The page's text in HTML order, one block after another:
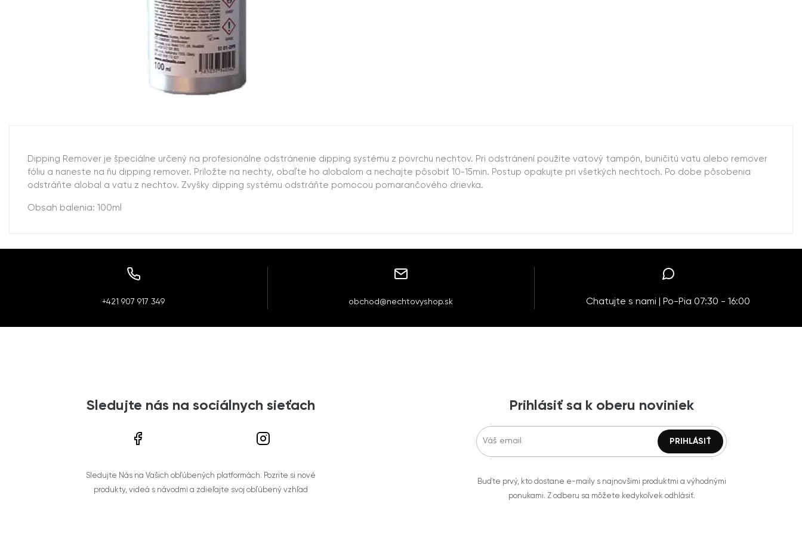
Dipping Remover je špeciálne určený na profesionálne odstránenie dipping systému z povrchu nechtov. Pri odstránení použite vatový tampón, buničitú vatu alebo remover
fóliu a naneste na ňu dipping remover. Priložte na nechty, obaľte ho alobalom a nechajte pôsobiť 10-15min. Postup opakujte pri všetkých nechtoch. Po dobe pôsobenia
odstráňte alobal a vatu z nechtov. Zvyšky dipping systému odstráňte pomocou pomarančového drievka.
Obsah balenia: 100ml
+421 907 917 349 obchod@nechtovyshop.sk Chatujte s nami | Po-Pia 07:30 - 16:00
Sledujte nás na sociálnych sieťach
Sledujte Nás na Vašich obľúbených platformách. Pozrite si nové
produkty, videá s návodmi a zdieľajte svoj obľúbený vzhľad
Prihlásiť sa k oberu noviniek
Buďte prvý, kto dostane e-maily s najnovšími produktmi a výhodnými
ponukami. Z odberu sa môžete kedykoľvek odhlásiť.